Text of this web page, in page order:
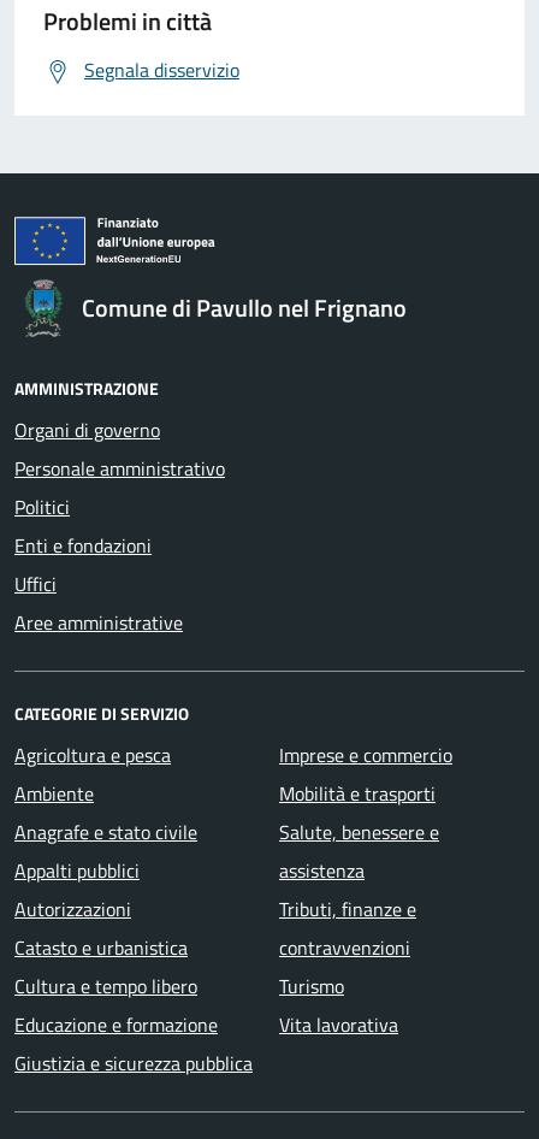
Problemi in città
Segnala disservizio
Comune di Pavullo nel Frignano
AMMINISTRAZIONE
Organi di governo
Personale amministrativo
Politici
Enti e fondazioni
Uffici
Aree amministrative
CATEGORIE DI SERVIZIO
Agricoltura e pesca
Ambiente
Anagrafe e stato civile
Appalti pubblici
Autorizzazioni
Catasto e urbanistica
Cultura e tempo libero
Educazione e formazione
Giustizia e sicurezza pubblica
Imprese e commercio
Mobilità e trasporti
Salute, benessere e
assistenza
Tributi, finanze e
contravvenzioni
Turismo
Vita lavorativa